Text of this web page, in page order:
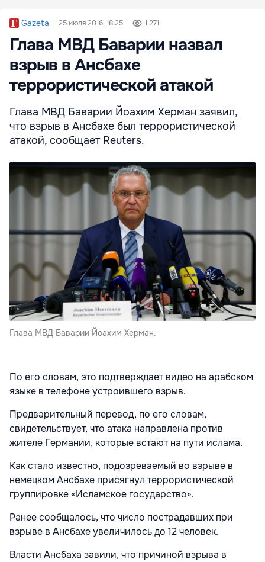
Gazeta 25 июля 2016, 18:25 1 271
Глава МВД Баварии назвал
взрыв в Ансбахе
террористической атакой
Глава МВД Баварии Йоахим Херман заявил,
что взрыв в Ансбахе был террористической
атакой, сообщает Reuters.
Глава МВД Баварии Йоахим Херман.
По его словам, это подтверждает видео на арабском
языке в телефоне устроившего взрыв.
Предварительный перевод, по его словам,
свидетельствует, что атака направлена против
жителе Германии, которые встают на пути ислама.
Как стало известно, подозреваемый во взрыве в
немецком Ансбахе присягнул террористической
группировке «Исламское государство».
Ранее сообщалось, что число пострадавших при
взрыве в Ансбахе увеличилось до 12 человек.
Власти Ансбаха завили, что причиной взрыва в